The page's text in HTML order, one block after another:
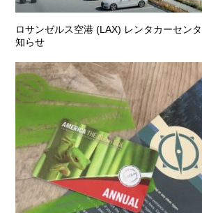
ロサンゼルス空港 (LAX) レンタカーセン
知らせ